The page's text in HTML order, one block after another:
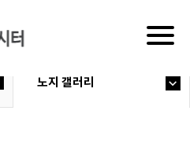
노지 갤러리